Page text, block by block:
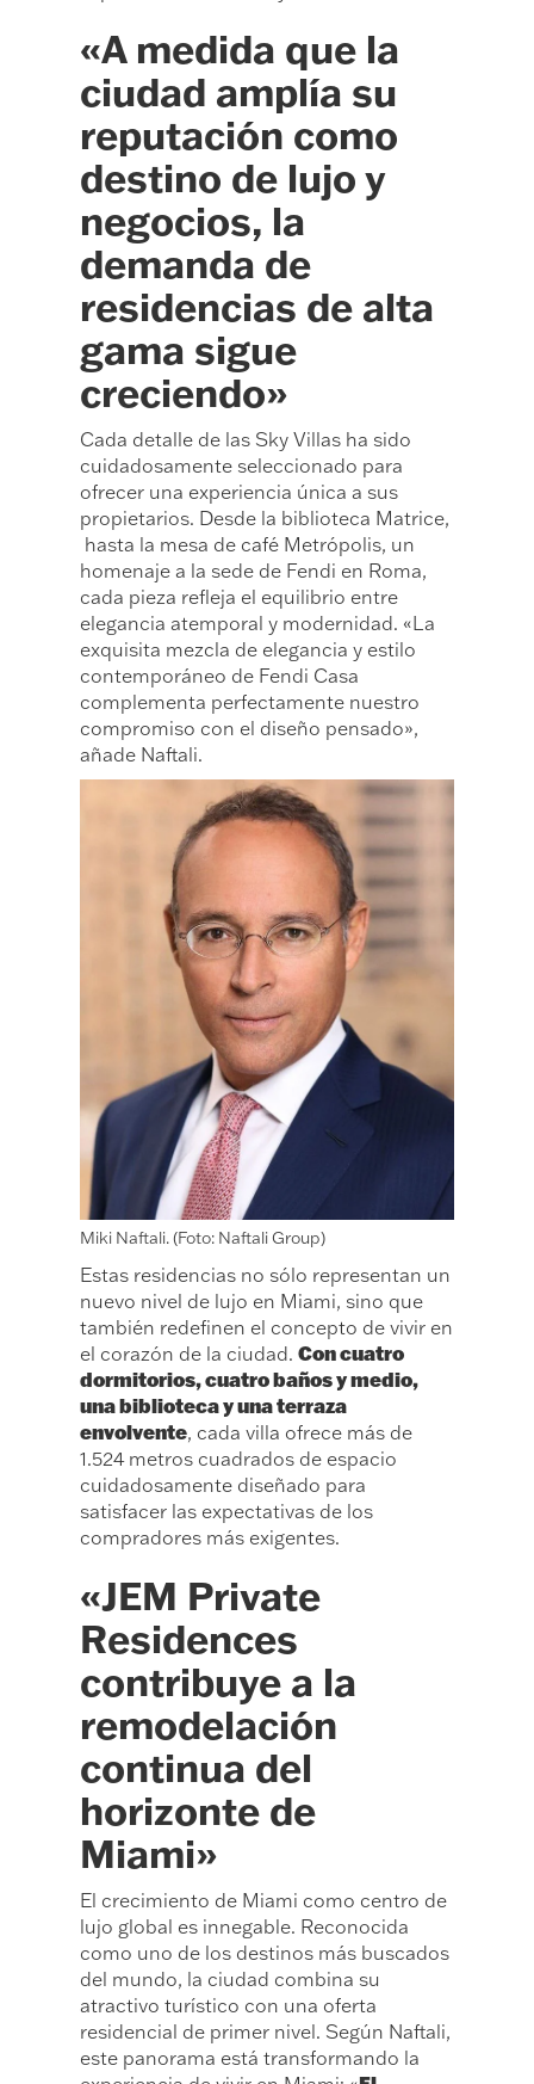
«A medida que la
ciudad amplía su
reputación como
destino de lujo y
negocios, la
demanda de
residencias de alta
gama sigue
creciendo»
Cada detalle de las Sky Villas ha sido
cuidadosamente seleccionado para
ofrecer una experiencia única a sus
propietarios. Desde la biblioteca Matrice,
hasta la mesa de café Metrópolis, un
homenaje a la sede de Fendi en Roma,
cada pieza refleja el equilibrio entre
elegancia atemporal y modernidad. «La
exquisita mezcla de elegancia y estilo
contemporáneo de Fendi Casa
complementa perfectamente nuestro
compromiso con el diseño pensado»,
añade Naftali.
Miki Naftali. (Foto: Naftali Group)
Estas residencias no sólo representan un
nuevo nivel de lujo en Miami, sino que
también redefinen el concepto de vivir en
el corazón de la ciudad.Con cuatro
dormitorios, cuatro baños y medio,
una biblioteca y una terraza
envolvente, cada villa ofrece más de
1.524 metros cuadrados de espacio
cuidadosamente diseñado para
satisfacer las expectativas de los
compradores más exigentes.
«JEM Private
Residences
contribuye a la
remodelación
continua del
horizonte de
Miami»
El crecimiento de Miami como centro de
lujo global es innegable. Reconocida
como uno de los destinos más buscados
del mundo, la ciudad combina su
atractivo turístico con una oferta
residencial de primer nivel. Según Naftali,
este panorama está transformando la